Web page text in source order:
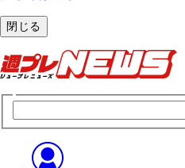
閉じる